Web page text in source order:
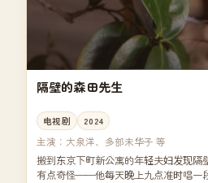
隔壁的森田先生
电视剧 2024
主演： 大泉洋、多部未华子 等
搬到东京下町新公寓的年轻夫妇发现隔
有点奇怪——他每天晚上九点准时唱一